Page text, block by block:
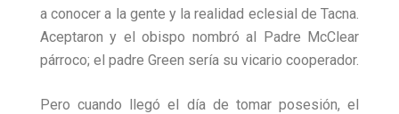
a conocer a la gente y la realidad eclesial de Tacna.
Aceptaron y el obispo nombró al Padre McClear
párroco; el padre Green sería su vicario cooperador.
Pero cuando llegó el día de tomar posesión, el